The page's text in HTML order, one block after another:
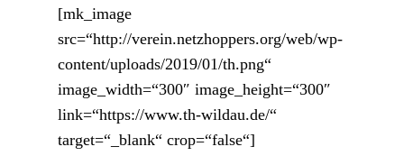
[mk_image
src=“http://verein.netzhoppers.org/web/wp-
content/uploads/2019/01/th.png“
image_width=“300″ image_height=“300″
link=“https://www.th-wildau.de/“
target=“_blank“ crop=“false“]